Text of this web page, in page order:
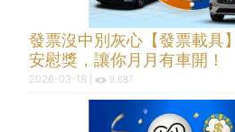
發票沒中別灰心【發票載具
安慰獎，讓你月月有車開！
2026-03-18 | 9,687